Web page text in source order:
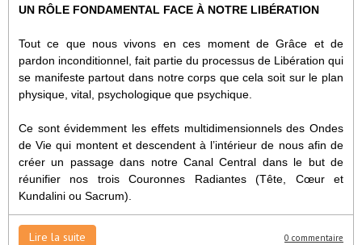
UN RÔLE FONDAMENTAL FACE À NOTRE LIBÉRATION
Tout ce que nous vivons en ces moment de Grâce et de
pardon inconditionnel, fait partie du processus de Libération qui
se manifeste partout dans notre corps que cela soit sur le plan
physique, vital, psychologique que psychique.
Ce sont évidemment les effets multidimensionnels des Ondes
de Vie qui montent et descendent à l’intérieur de nous afin de
créer un passage dans notre Canal Central dans le but de
réunifier nos trois Couronnes Radiantes (Tête, Cœur et
Kundalini ou Sacrum).
Lire la suite 0 commentaire